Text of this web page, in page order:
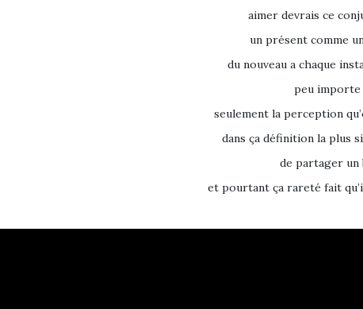
aimer devrais ce
un présent comme
du nouveau a chaque
peu importe
seulement la perception
dans ça définition la plus
de partager un
et pourtant ça rareté fait